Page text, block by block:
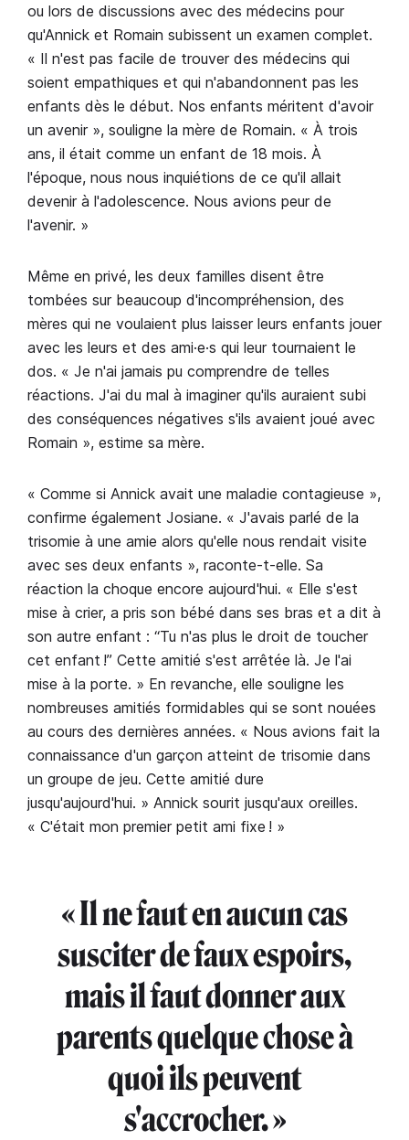
ou lors de discussions avec des médecins pour
qu'Annick et Romain subissent un examen complet.
« Il n'est pas facile de trouver des médecins qui
soient empathiques et qui n'abandonnent pas les
enfants dès le début. Nos enfants méritent d'avoir
un avenir », souligne la mère de Romain. « À trois
ans, il était comme un enfant de 18 mois. À
l'époque, nous nous inquiétions de ce qu'il allait
devenir à l'adolescence. Nous avions peur de
l'avenir. »
Même en privé, les deux familles disent être
tombées sur beaucoup d'incompréhension, des
mères qui ne voulaient plus laisser leurs enfants jouer
avec les leurs et des ami·e·s qui leur tournaient le
dos. « Je n'ai jamais pu comprendre de telles
réactions. J'ai du mal à imaginer qu'ils auraient subi
des conséquences négatives s'ils avaient joué avec
Romain », estime sa mère.
« Comme si Annick avait une maladie contagieuse »,
confirme également Josiane. « J'avais parlé de la
trisomie à une amie alors qu'elle nous rendait visite
avec ses deux enfants », raconte-t-elle. Sa
réaction la choque encore aujourd'hui. « Elle s'est
mise à crier, a pris son bébé dans ses bras et a dit à
son autre enfant : “Tu n'as plus le droit de toucher
cet enfant !” Cette amitié s'est arrêtée là. Je l'ai
mise à la porte. » En revanche, elle souligne les
nombreuses amitiés formidables qui se sont nouées
au cours des dernières années. « Nous avions fait la
connaissance d'un garçon atteint de trisomie dans
un groupe de jeu. Cette amitié dure
jusqu'aujourd'hui. » Annick sourit jusqu'aux oreilles.
« C'était mon premier petit ami fixe ! »
« Il ne faut en aucun cas
susciter de faux espoirs,
mais il faut donner aux
parents quelque chose à
quoi ils peuvent
s'accrocher. »